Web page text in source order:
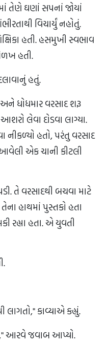
તેણે ઘણાં સપનાં જોયાં
વિચાર્યું નહોતું.
હતી. હસમુખી સ્વભાવ
હતી.
હતું.
ધોધમાર વરસાદ શરૂ
લેવા દોડવા લાગ્યા.
હતો, પરંતુ વરસાદ
એક ચાની કીટલી
તે વરસાદથી બચવા માટે
હાથમાં પુસ્તકો હતા
રહ્યા હતા. એ યુવતી
કાવ્યાએ કહ્યું.
આરવે જવાબ આપ્યો.